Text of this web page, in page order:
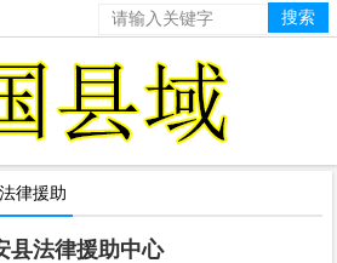
法律援助
县法律援助中心